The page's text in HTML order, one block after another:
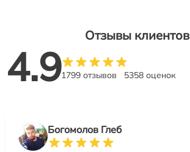
Отзывы клиентов
4.91799 отзывов 5358 оценок
Богомолов Глеб